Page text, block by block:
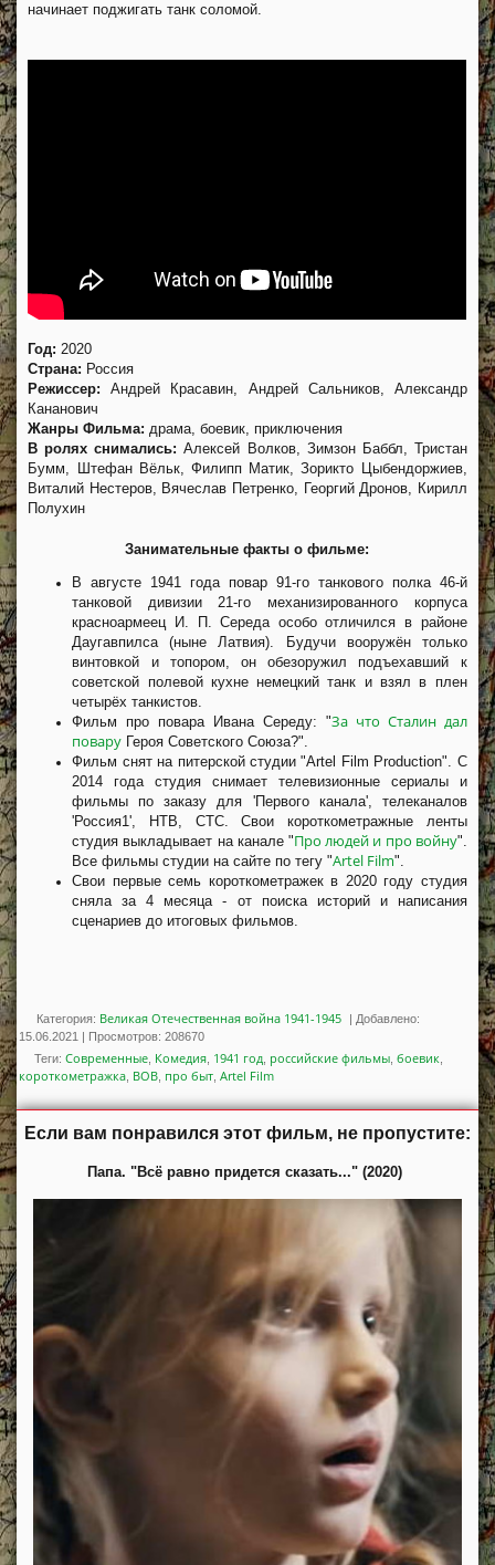
начинает поджигать танк соломой.
Год: 2020
Страна: Россия
Режиссер: Андрей Красавин, Андрей Сальников, Александр
Кананович
Жанры Фильма: драма, боевик, приключения
В ролях снимались: Алексей Волков, Зимзон Баббл, Тристан
Бумм, Штефан Вёльк, Филипп Матик, Зорикто Цыбендоржиев,
Виталий Нестеров, Вячеслав Петренко, Георгий Дронов, Кирилл
Полухин
Занимательные факты о фильме:
В августе 1941 года повар 91-го танкового полка 46-й
танковой дивизии 21-го механизированного корпуса
красноармеец И. П. Середа особо отличился в районе
Даугавпилса (ныне Латвия). Будучи вооружён только
винтовкой и топором, он обезоружил подъехавший к
советской полевой кухне немецкий танк и взял в плен
четырёх танкистов.
Фильм про повара Ивана Середу: "За что Сталин дал
повару Героя Советского Союза?".
Фильм снят на питерской студии "Artel Film Production". С
2014 года студия снимает телевизионные сериалы и
фильмы по заказу для 'Первого канала', телеканалов
'Россия1', НТВ, СТС. Свои короткометражные ленты
студия выкладывает на канале "Про людей и про войну".
Все фильмы студии на сайте по тегу "Artel Film".
Свои первые семь короткометражек в 2020 году студия
сняла за 4 месяца - от поиска историй и написания
сценариев до итоговых фильмов.
Категория: Великая Отечественная война 1941-1945 | Добавлено:
15.06.2021 | Просмотров: 208670
Теги: Современные Комедия 1941 год российские фильмы ,боевик
короткометражка ВОВ про быт Artel Film
Если вам понравился этот фильм, не пропустите:
Папа. "Всё равно придется сказать..." (2020)